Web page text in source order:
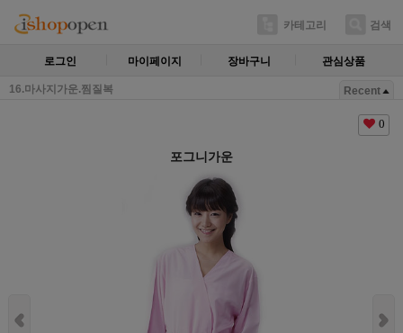
카테고리 검색
로그인 마이페이지 장바구니 관심상품
16.마사지가운.찜질복 Recent
0
포그니가운